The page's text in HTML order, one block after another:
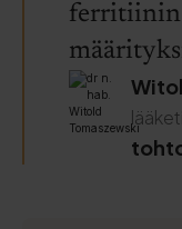
ferritiinin